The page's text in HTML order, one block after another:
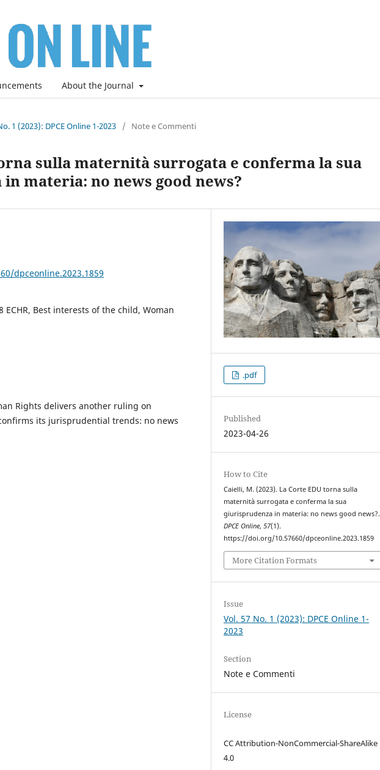
About the Journal
1 (2023): DPCE Online 1-2023 / Note e Commenti
sulla maternità surrogata e conferma la sua
materia: no news good news?
dpceonline.2023.1859
ECHR, Best interests of the child, Woman
Rights delivers another ruling on
its jurisprudential trends: no news
.pdf
Published
2023-04-26
How to Cite
Caielli, M. (2023). La Corte EDU torna sulla
maternità surrogata e conferma la sua
giurisprudenza in materia: no news good news?.
DPCE Online,57(1).
https://doi.org/10.57660/dpceonline.2023.1859
More Citation Formats
Issue
Vol. 57 No. 1 (2023): DPCE Online 1-
2023
Section
Note e Commenti
License
CC Attribution-NonCommercial-ShareAlike
4.0